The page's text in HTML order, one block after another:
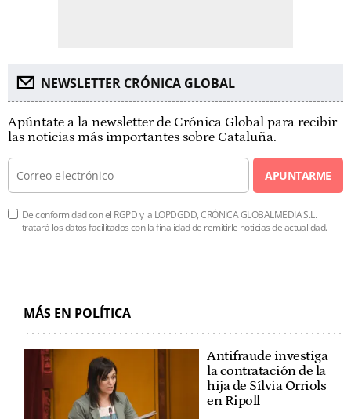
NEWSLETTER CRÓNICA GLOBAL
Apúntate a la newsletter de Crónica Global para recibir
las noticias más importantes sobre Cataluña.
APUNTARME
De conformidad con el RGPD y la LOPDGDD, CRÓNICA GLOBALMEDIA S.L.
tratará los datos facilitados con la finalidad de remitirle noticias de actualidad.
MÁS EN POLÍTICA
Antifraude investiga
la contratación de la
hija de Sílvia Orriols
en Ripoll